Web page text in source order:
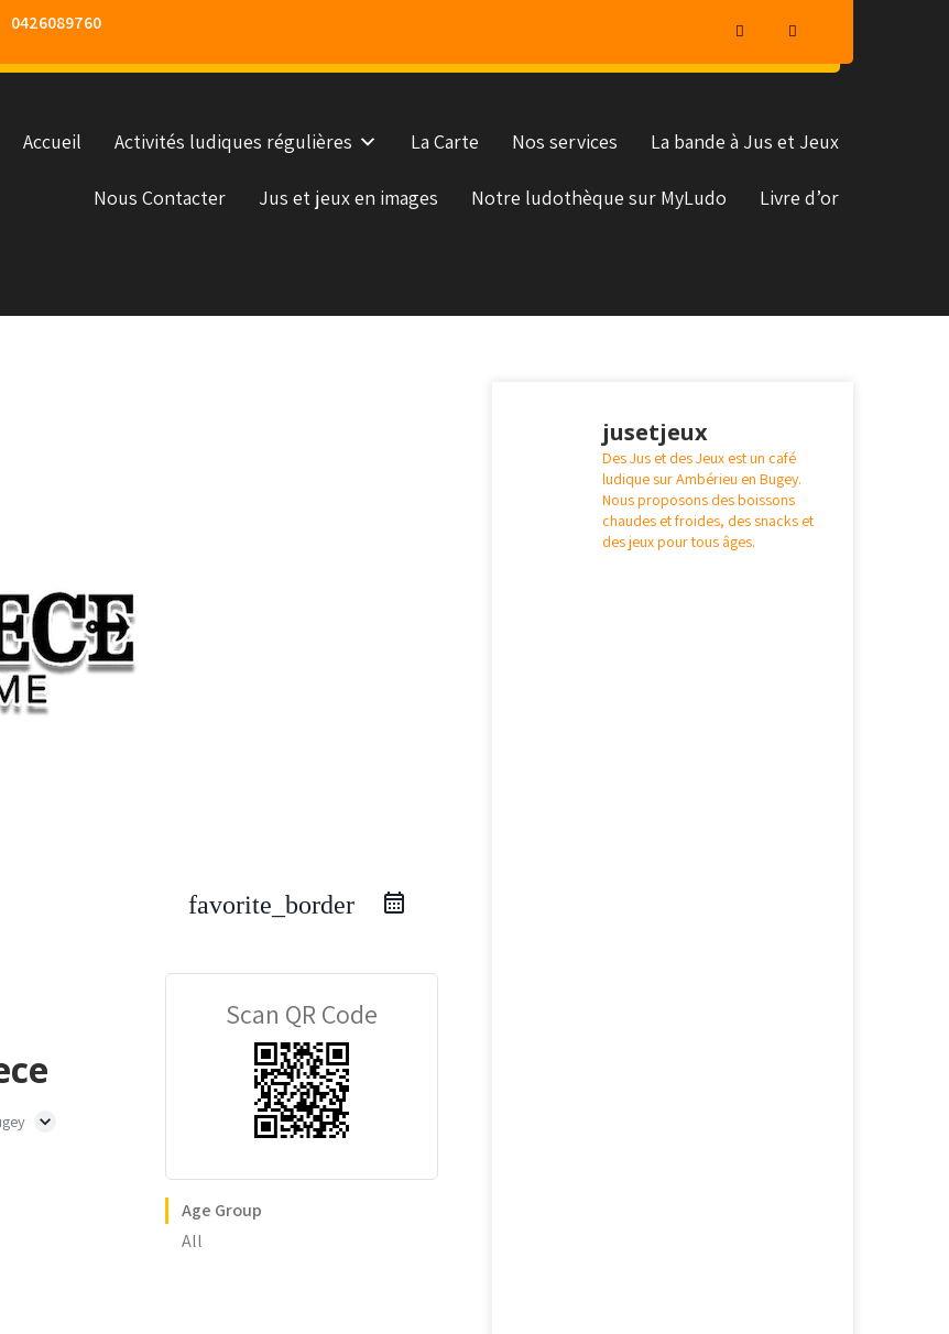
0426089760
Accueil Activités ludiques régulières La Carte Nos services La bande à Jus et Jeux
Nous Contacter Jus et jeux en images Notre ludothèque sur MyLudo Livre d’or
favorite_border
Scan QR Code
Age Group
All
jusetjeux
Des Jus et des Jeux est un café
ludique sur Ambérieu en Bugey.
Nous proposons des boissons
chaudes et froides, des snacks et
des jeux pour tous âges.